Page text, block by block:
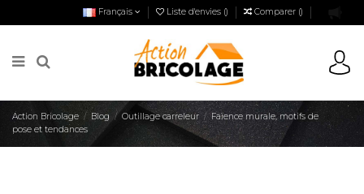
Français Liste d'envies () Comparer ()
Action Bricolage Blog Outillage carreleur
Faïence murale, motifs de
pose et tendances